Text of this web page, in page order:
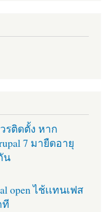
รติดตั้ง หาก
7 มายืดอายุ
น
open ไช้เเทนเฟส
ที